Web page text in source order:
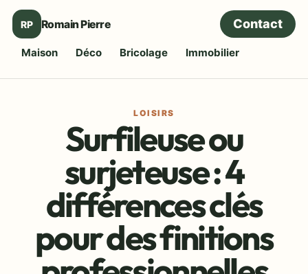
RP Romain Pierre
Maison Déco Bricolage Immobilier
Contact
LOISIRS
Surfileuse ou
surjeteuse : 4
différences clés
pour des finitions